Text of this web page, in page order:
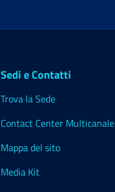
Sedi e Contatti
Trova la Sede
Contact Center Multicanale
Mappa del sito
Media Kit